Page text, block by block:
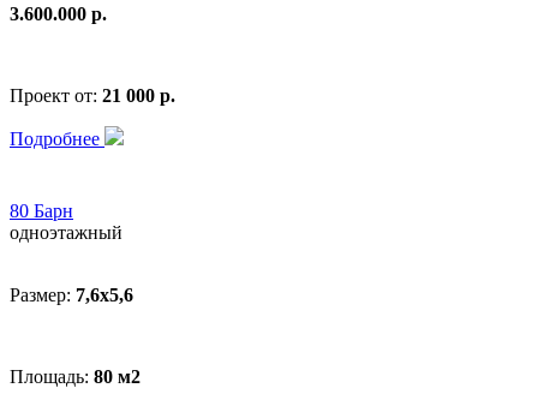
3.600.000 р.
Проект от: 21 000 р.
Подробнее
80 Барн
одноэтажный
Размер: 7,6х5,6
Площадь: 80 м2